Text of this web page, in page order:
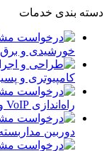
دسته بندی خدمات
خورشیدی و
کامپیوتری و
راه‌اندازی VoIP و سانترال کم‌ظرفیت
دوربین